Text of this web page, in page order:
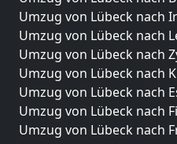
Umzug von Lübeck nach
Umzug von Lübeck nach
Umzug von Lübeck nach
Umzug von Lübeck nach
Umzug von Lübeck nach
Umzug von Lübeck nach
Umzug von Lübeck nach